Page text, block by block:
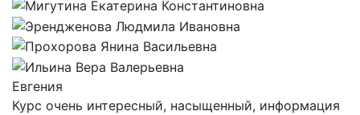
Евгения
Курс очень интересный, насыщенный, информация